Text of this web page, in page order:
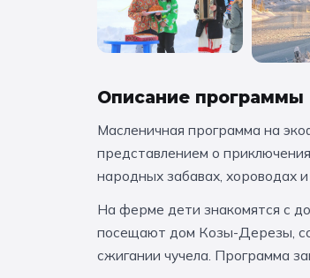
Описание программы
Масленичная программа на
представлением о
народных забавах, хороводах
На ферме дети знакомятся с
посещают дом Козы-Дерезы,
сжигании чучела. Программа